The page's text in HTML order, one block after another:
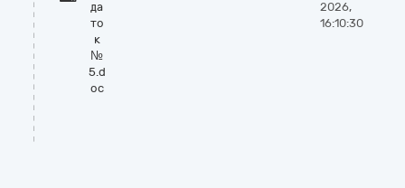
да
то
к
№
5.d
oc
2026,
16:10:30